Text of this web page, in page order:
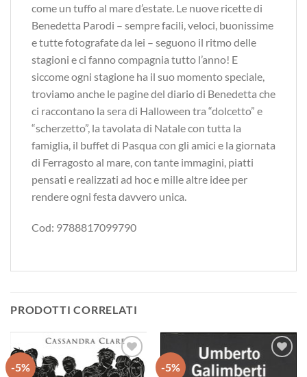
come un tuffo al mare d’estate. Le nuove ricette di
Benedetta Parodi – sempre facili, veloci, buonissime
e tutte fotografate da lei – seguono il ritmo delle
stagioni e ci fanno compagnia tutto l’anno! E
siccome ogni stagione ha il suo momento speciale,
troviamo anche le pagine del diario di Benedetta che
ci raccontano la sera di Halloween tra “dolcetto” e
“scherzetto”, la tavolata di Natale con tutta la
famiglia, il buffet di Pasqua con gli amici e la giornata
di Ferragosto al mare, con tante immagini, piatti
pensati e realizzati ad hoc e mille altre idee per
rendere ogni festa davvero unica.
Cod: 9788817099790
PRODOTTI CORRELATI
-5% -5%